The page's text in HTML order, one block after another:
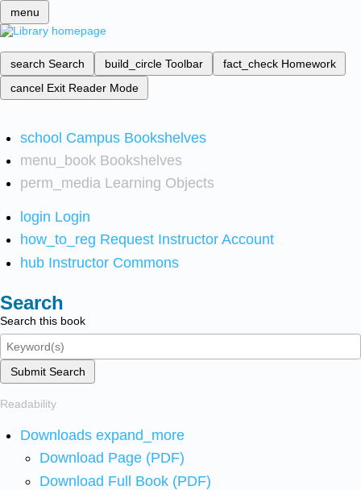
menu
search Search build_circle Toolbar fact_check Homework
cancel Exit Reader Mode
school Campus Bookshelves
menu_book Bookshelves
perm_media Learning Objects
login Login
how_to_reg Request Instructor Account
hub Instructor Commons
Search
Search this book
Submit Search
Readability
Downloads expand_more
Download Page (PDF)
Download Full Book (PDF)